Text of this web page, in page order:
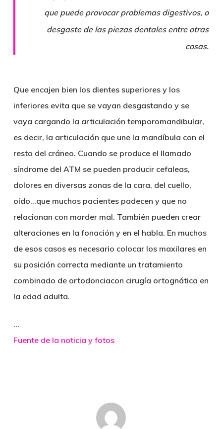
que puede provocar problemas digestivos, o
desgaste de las piezas dentales entre otras
cosas.
Que encajen bien los dientes superiores y los
inferiores evita que se vayan desgastando y se
vaya cargando la articulación temporomandibular,
es decir, la articulación que une la mandíbula con el
resto del cráneo. Cuando se produce el llamado
síndrome del ATM se pueden producir cefaleas,
dolores en diversas zonas de la cara, del cuello,
oído…que muchos pacientes padecen y que no
relacionan con morder mal. También pueden crear
alteraciones en la fonación y en el habla. En muchos
de esos casos es necesario colocar los maxilares en
su posición correcta mediante un tratamiento
combinado de ortodonciacon cirugía ortognática en
la edad adulta.
…
Fuente de la noticia y fotos